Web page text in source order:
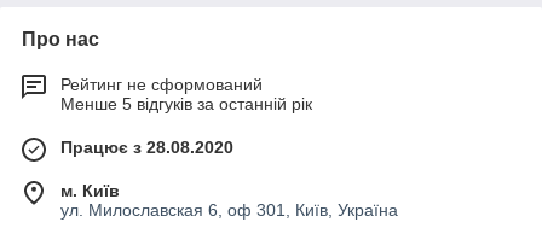
Про нас
Рейтинг не сформований
Менше 5 відгуків за останній рік
Працює з 28.08.2020
м. Київ
ул. Милославская 6, оф 301, Київ, Україна